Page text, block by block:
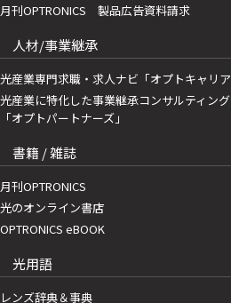
月刊OPTRONICS 製品広告資料請求
人材/事業継承
光産業専門求職・求人ナビ「オプトキャリア
光産業に特化した事業継承コンサルティング
「オプトパートナーズ」
書籍 / 雑誌
月刊OPTRONICS
光のオンライン書店
OPTRONICS eBOOK
光用語
レンズ辞典＆事典